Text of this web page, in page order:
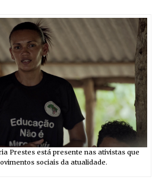
Prestes está presente nas ativistas que
sociais da atualidade.